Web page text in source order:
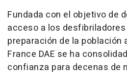
Fundada con el objetivo de
acceso a los
preparación de la población
France DAE se ha
confianza para decenas de